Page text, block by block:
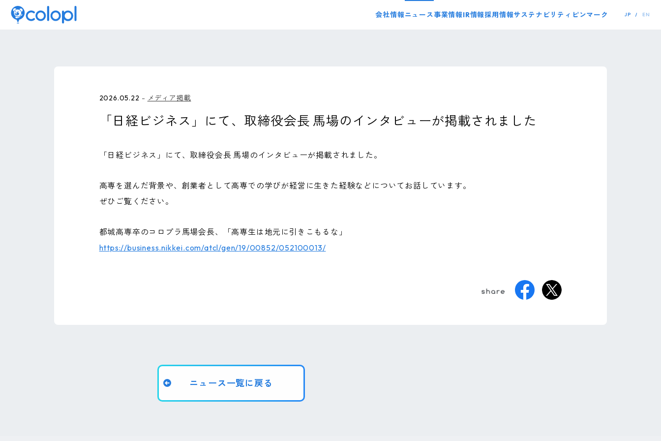
会社情報ニュース事業情報IR情報採用情報サステナビリティ ピンマーク JP EN
2026.05.22 メディア掲載
「日経ビジネス」にて、取締役会長 馬場のインタビューが掲載されました
「日経ビジネス」にて、取締役会長 馬場のインタビューが掲載されました。
高専を選んだ背景や、創業者として高専での学びが経営に生きた経験などについてお話しています。
ぜひご覧ください。
都城高専卒のコロプラ馬場会長、「高専生は地元に引きこもるな」
https://business.nikkei.com/atcl/gen/19/00852/052100013/
ニュース一覧に戻る